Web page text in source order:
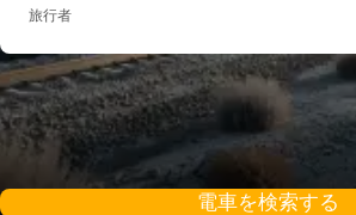
旅行者
電車を検索する